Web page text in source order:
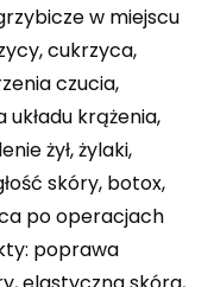
w miejscu
cukrzyca,
czucia,
krążenia,
żył, żylaki,
skóry, botox,
po operacjach
poprawa